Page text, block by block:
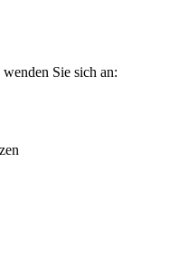
Sie sich an: